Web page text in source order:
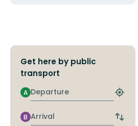
Get here by public
transport
Departure
A
Find
stop
Arrival
B
Switch